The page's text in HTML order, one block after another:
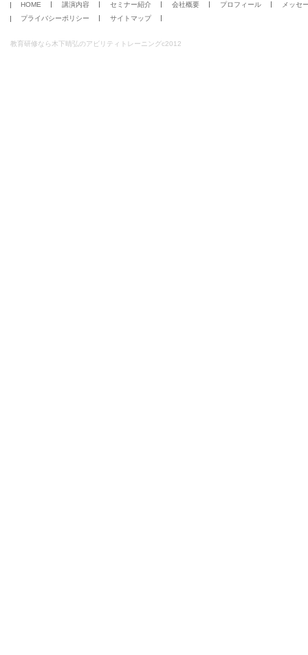
HOME 講演内容 セミナー紹介 会社概要 プロフィール
メッセ
プライバシーポリシー
サイトマップ
教育研修なら木下晴弘のアビリティトレーニングc2012